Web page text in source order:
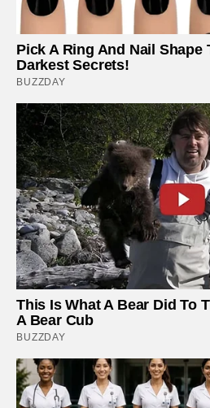
Pick A Ring And Nail Shape
Darkest Secrets!
BUZZDAY
This Is What A Bear Did To
A Bear Cub
BUZZDAY